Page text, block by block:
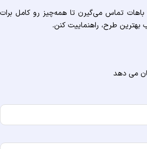
تماس می‌گیرن تا همه‌چیز رو کامل برات
طرح، راهنماییت کنن.
می دهد